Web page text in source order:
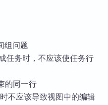
组问题
任务时，不应该使任务行
的同一行
不应该导致视图中的编辑